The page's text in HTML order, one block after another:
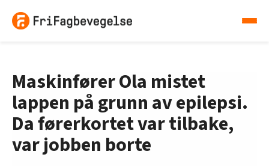
Maskinfører Ola mistet
lappen på grunn av epilepsi.
Da førerkortet var tilbake,
var jobben borte